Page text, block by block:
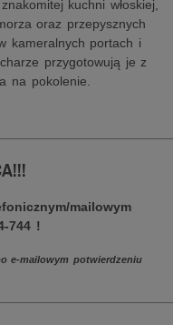
kuchni włoskiej,
oraz przepysznych
kameralnych portach i
przygotowują je z
na pokolenie.
mailowym
744 !
e-mailowym potwierdzeniu